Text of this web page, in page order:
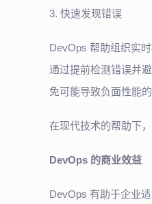
3. 快速发现错误
DevOps 帮助组织实
通过提前检测错误并
免可能导致负面性能的
在现代技术的帮助下
DevOps 的商业效益
DevOps 有助于企业